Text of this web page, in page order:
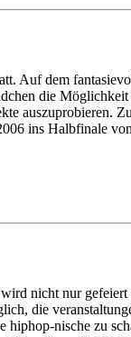
Auf dem
die
auszuprobieren.
ins Halbfinale
nicht nur gefeiert
die
hiphop-nische zu